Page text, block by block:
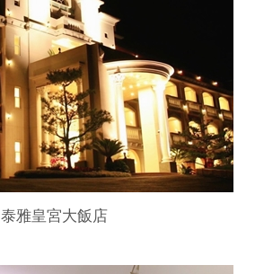
泰雅皇宮大飯店